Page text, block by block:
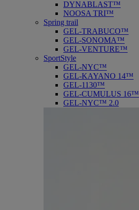
DYNABLAST™
NOOSA TRI™
Spring trail
GEL-TRABUCO™
GEL-SONOMA™
GEL-VENTURE™
SportStyle
GEL-NYC™
GEL-KAYANO 14™
GEL-1130™
GEL-CUMULUS 16™
GEL-NYC™ 2.0